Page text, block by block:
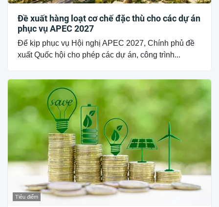
Đề xuất hàng loạt cơ chế đặc thù cho các dự án
phục vụ APEC 2027
Để kịp phục vụ Hội nghị APEC 2027, Chính phủ đề
xuất Quốc hội cho phép các dự án, công trình...
Tiêu điểm